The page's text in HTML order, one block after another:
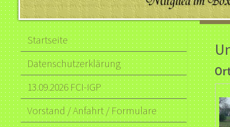
Startseite
Datenschutzerklärung
13.09.2026 FCI-IGP
Vorstand / Anfahrt / Formulare